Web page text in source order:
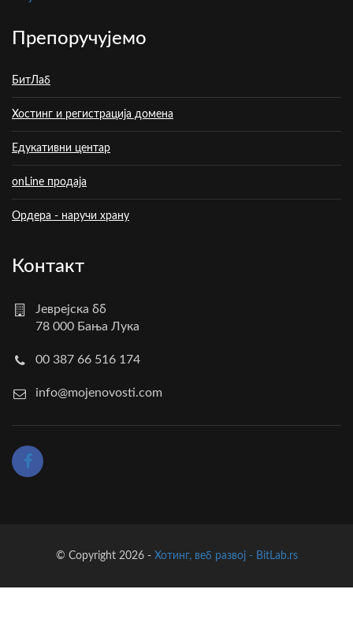
Препоручујемо
БитЛаб
Хостинг и регистрација домена
Едукативни центар
onLine продаја
Ордера - наручи храну
Контакт
Јеврејска бб
78 000 Бања Лука
00 387 66 516 174
info@mojenovosti.com
© Copyright 2026 - Хотинг, веб развој - BitLab.rs